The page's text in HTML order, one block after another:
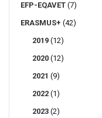
EFP-EQAVET (7)
ERASMUS+ (42)
2019 (12)
2020 (12)
2021 (9)
2022 (1)
2023 (2)